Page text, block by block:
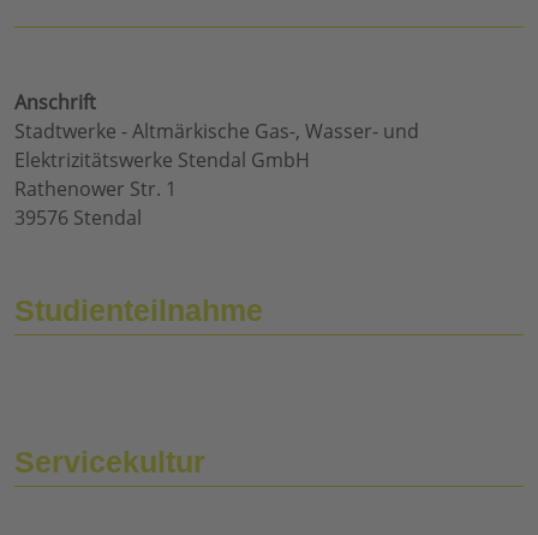
Anschrift
Stadtwerke - Altmärkische Gas-, Wasser- und
Elektrizitätswerke Stendal GmbH
Rathenower Str. 1
39576 Stendal
Studienteilnahme
Servicekultur